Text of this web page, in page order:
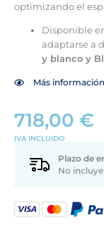
optimizando el
Disponible
adaptarse a
y blanco y
Más información
718,00 €
IVA INCLUIDO
Plazo de
No